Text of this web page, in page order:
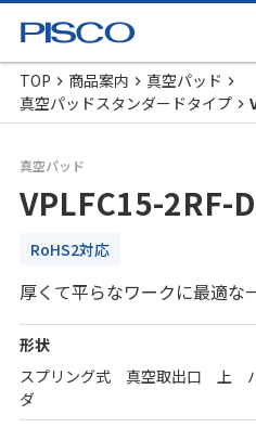
TOP 商品案内
真空パッド
真空パッドスタンダードタイプ
真空パッド
VPLFC15-2RF-
RoHS2対応
厚くて平らなワークに最適な
形状
スプリング式 真空取出口 上
ダ